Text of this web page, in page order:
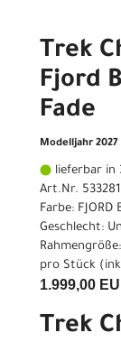
Trek
Fjord
Fade
Modelljahr 2027
lieferbar in
Art.Nr.
Farbe: FJORD
Geschlecht:
pro Stück
1.999,00
Trek